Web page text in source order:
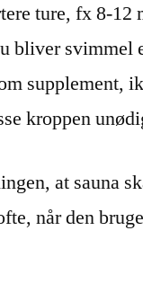
ture, fx 8-12
bliver svimmel
supplement,
kroppen
at sauna
når den